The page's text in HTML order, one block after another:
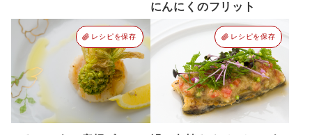
にんにくのフリット
レシピを保存 レシピを保存